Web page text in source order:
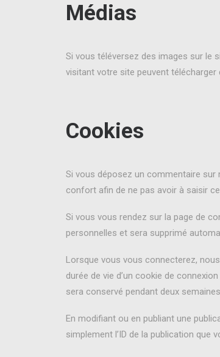
Médias
Si vous téléversez des images sur le
visitant votre site peuvent
Cookies
Si vous déposez un commentaire sur
confort afin de ne pas avoir à saisir
Si vous vous rendez sur la page de
personnelles et sera supprimé
Lorsque vous vous connecterez,
durée de vie d’un cookie de
sera conservé pendant deux
En modifiant ou en publiant une
simplement l’ID de la publication que